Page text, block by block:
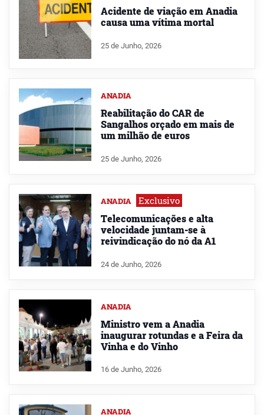
Acidente de viação em Anadia
causa uma vítima mortal
25 de Junho, 2026
ANADIA
Reabilitação do CAR de
Sangalhos orçado em mais de
um milhão de euros
25 de Junho, 2026
ANADIA Exclusivo
Telecomunicações e alta
velocidade juntam-se à
reivindicação do nó da A1
24 de Junho, 2026
ANADIA
Ministro vem a Anadia
inaugurar rotundas e a Feira da
Vinha e do Vinho
16 de Junho, 2026
ANADIA